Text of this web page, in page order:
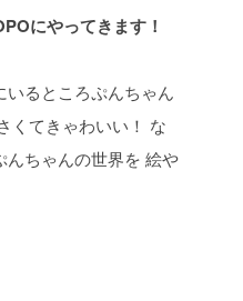
にやってきます！
いるところぷんちゃん
くてきゃわいい！ な
んちゃんの世界を 絵や